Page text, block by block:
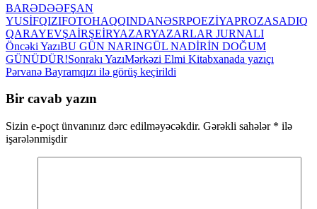
BARƏDƏƏFŞAN
YUSİFQIZIFOTOHAQQINDANƏSRPOEZİYAPROZASADIQ
QARAYEVŞAİRŞEİRYAZARYAZARLAR JURNALI
Yazılar
üzrə
Öncəki YazıBU GÜN NARINGÜL NADİRİN DOĞUM
GÜNÜDÜR!Sonrakı YazıMərkəzi Elmi Kitabxanada yazıçı
Pərvanə Bayramqızı ilə görüş keçirildi
Bir cavab yazın
Sizin e-poçt ünvanınız dərc edilməyəcəkdir. Gərəkli sahələr * ilə
işarələnmişdir